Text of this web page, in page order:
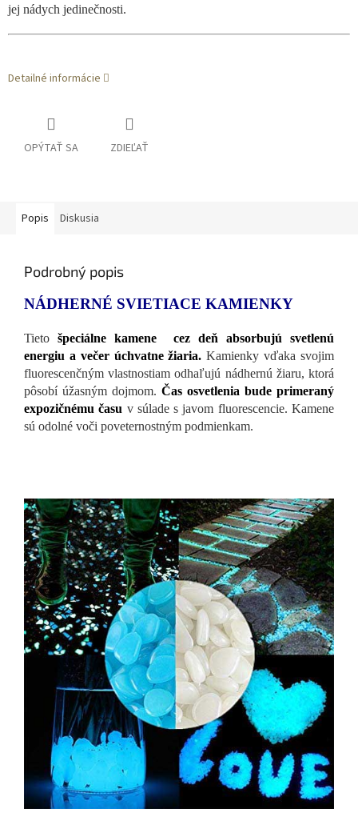
jej nádych jedinečnosti.
Detailné informácie
OPÝTAŤ SA ZDIEĽAŤ
Popis Diskusia
Podrobný popis
NÁDHERNÉ SVIETIACE KAMIENKY
Tietošpeciálne kamene cez deň absorbujú svetlenú
energiu a večer úchvatne žiaria. Kamienky vďaka svojim
fluorescenčným vlastnostiam odhaľujú nádhernú žiaru, ktorá
pôsobí úžasným dojmom. Čas osvetlenia bude primeraný
expozičnému času v súlade s javom fluorescencie. Kamene
sú odolné voči poveternostným podmienkam.